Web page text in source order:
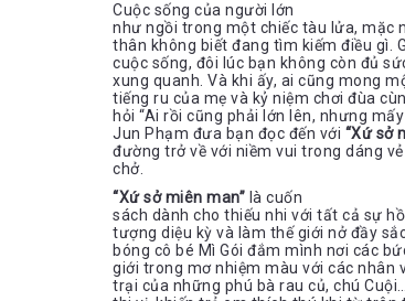
Cuộc sống của người lớn
như ngồi trong một chiếc tàu lửa, mặc
thân không biết đang tìm kiếm điều gì.
cuộc sống, đôi lúc bạn không còn đủ
xung quanh. Và khi ấy, ai cũng mong
tiếng ru của mẹ và kỷ niệm chơi đùa
hỏi “Ai rồi cũng phải lớn lên, nhưng
Jun Phạm đưa bạn đọc đến với “Xứ sở
đường trở về với niềm vui trong dáng
chở.
“Xứ sở miên man” là cuốn
sách dành cho thiếu nhi với tất cả sự
tượng diệu kỳ và làm thế giới nở đầy
bóng cô bé Mì Gói đắm mình nơi các
giới trong mơ nhiệm màu với các nhân
trại của những phú bà rau củ, chú